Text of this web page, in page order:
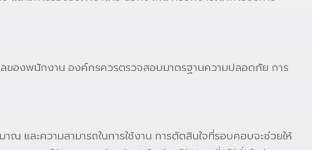
ของพนักงาน องค์กรควรตรวจสอบมาตรฐานความปลอดภัย การ
และความสามารถในการใช้งาน การตัดสินใจที่รอบคอบจะช่วยให้